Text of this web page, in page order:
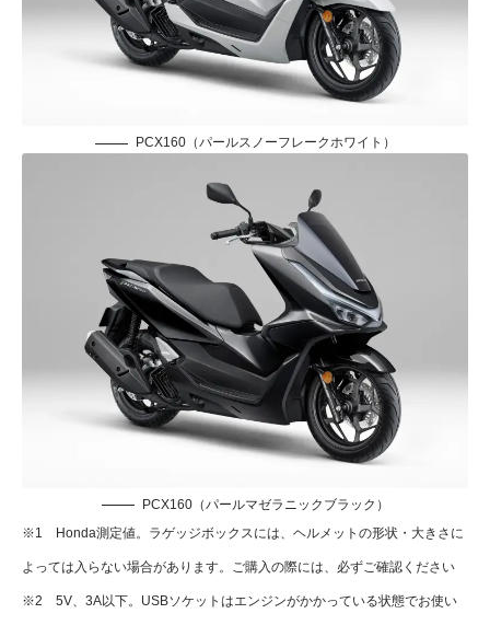
PCX160（パールスノーフレークホワイト）
PCX160（パールマゼラニックブラック）
※1 Honda測定値。ラゲッジボックスには、ヘルメットの形状・大きさに
よっては入らない場合があります。ご購入の際には、必ずご確認ください
※2 5V、3A以下。USBソケットはエンジンがかかっている状態でお使い